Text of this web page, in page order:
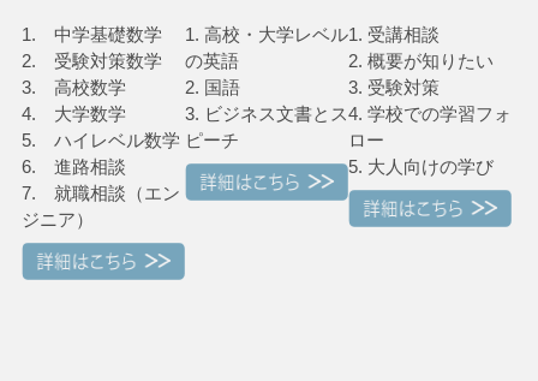
1. 中学基礎数学
2. 受験対策数学
3. 高校数学
4. 大学数学
5. ハイレベル数学
6. 進路相談
7. 就職相談（エン
ジニア）
1. 高校・大学レベル
の英語
2. 国語
3. ビジネス文書とス
ピーチ
1. 受講相談
2. 概要が知りたい
3. 受験対策
4. 学校での学習フォ
ロー
5. 大人向けの学び